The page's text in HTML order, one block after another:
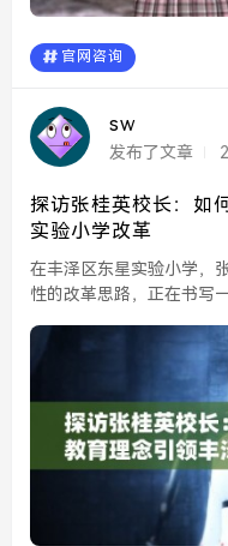
官网咨询
sw
发布了文章
探访张桂英校长：如
实验小学改革
在丰泽区东星实验小学，
性的改革思路，正在书写
养。因此，她以全新的教